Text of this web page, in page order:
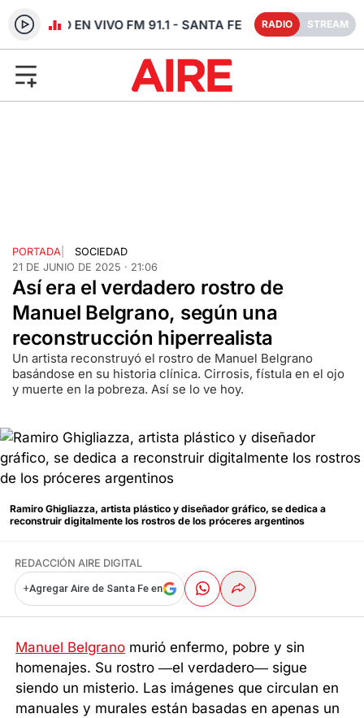
RADIO EN VIVO FM 91.1 - SANTA FE RADIO STREAM
PORTADA
SOCIEDAD
21 DE JUNIO DE 2025 · 21:06
Así era el verdadero rostro de
Manuel Belgrano, según una
reconstrucción hiperrealista
Un artista reconstruyó el rostro de Manuel Belgrano
basándose en su historia clínica. Cirrosis, fístula en el ojo
y muerte en la pobreza. Así se lo ve hoy.
Ramiro Ghigliazza, artista plástico y diseñador gráfico, se dedica a
reconstruir digitalmente los rostros de los próceres argentinos
REDACCIÓN AIRE DIGITAL
+Agregar Aire de Santa Fe en
Manuel Belgrano murió enfermo, pobre y sin
homenajes. Su rostro —el verdadero— sigue
siendo un misterio. Las imágenes que circulan en
manuales y murales están basadas en apenas un